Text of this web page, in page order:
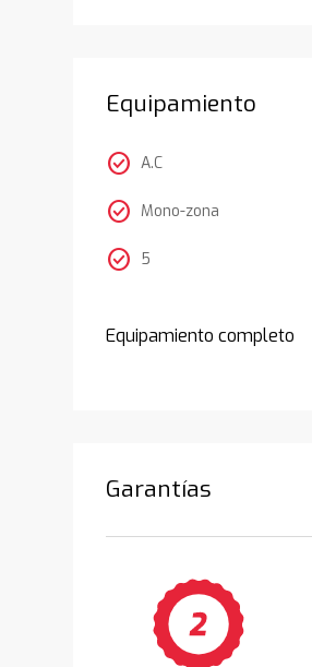
Equipamiento
check_circle A.C
check_circle Mono-zona
check_circle 5
Equipamiento completo
Garantías